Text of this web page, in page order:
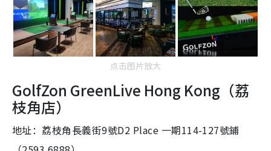
点击图片放大
GolfZon GreenLive Hong Kong（荔
枝角店）
地址：荔枝角長義街9號D2 Place 一期114-127號鋪